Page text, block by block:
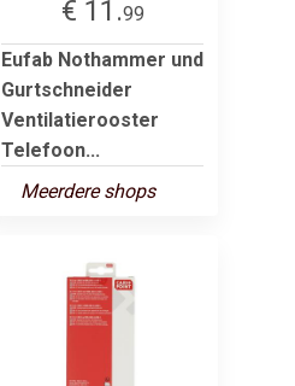
€ 11.99
Eufab Nothammer und
Gurtschneider
Ventilatierooster
Telefoon...
Meerdere shops